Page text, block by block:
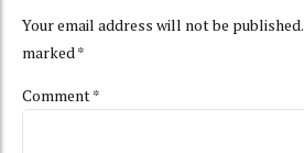
Your email address will not be
marked *
Comment*